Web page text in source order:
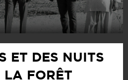
ET DES NUITS
LA FORÊT